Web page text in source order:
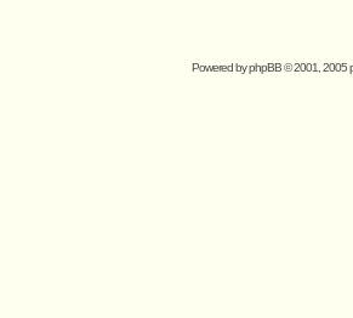
Powered byphpBB© 2001, 2005